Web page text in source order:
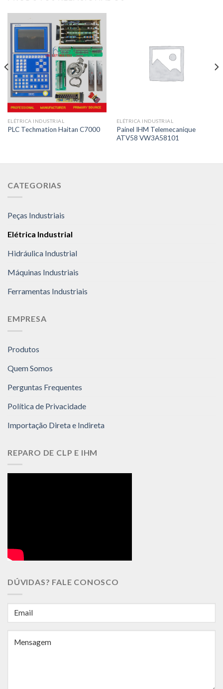
ELÉTRICA INDUSTRIAL
PLC Techmation Haitan C7000
ELÉTRICA INDUSTRIAL
Painel IHM Telemecanique
ATV58 VW3A58101
CATEGORIAS
Peças Industriais
Elétrica Industrial
Hidráulica Industrial
Máquinas Industriais
Ferramentas Industriais
EMPRESA
Produtos
Quem Somos
Perguntas Frequentes
Política de Privacidade
Importação Direta e Indireta
REPARO DE CLP E IHM
DÚVIDAS? FALE CONOSCO